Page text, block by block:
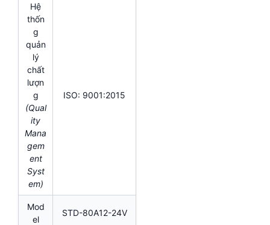
Hệ
thốn
g
quản
lý
chất
lượn
g
(Qual
ity
Mana
gem
ent
Syst
em)
ISO: 9001:2015
Mod
el
STD-80A12-24V